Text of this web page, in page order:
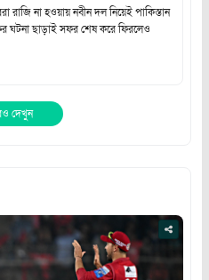
রাজি না হওয়ায় নবীন দল নিয়েই পাকিস্তান
ঘটনা ছাড়াই সফর শেষ করে ফিরলেও
দেখুন